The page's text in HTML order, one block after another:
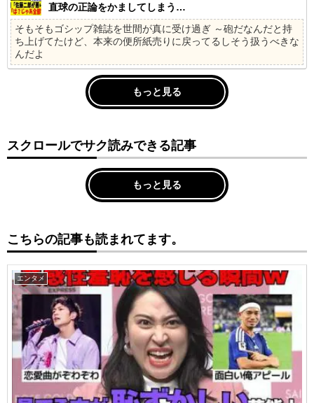
直球の正論をかましてしまう…
そもそもゴシップ雑誌を世間が真に受け過ぎ ～砲だなんだと持
ち上げてたけど、本来の便所紙売りに戻ってるしそう扱うべきな
んだよ
もっと見る
スクロールでサク読みできる記事
もっと見る
こちらの記事も読まれてます。
エンタメ